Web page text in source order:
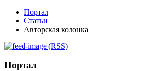
Портал
Статьи
Авторская колонка
(RSS)
Портал